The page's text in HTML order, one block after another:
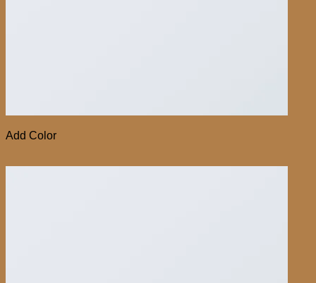
Add Color